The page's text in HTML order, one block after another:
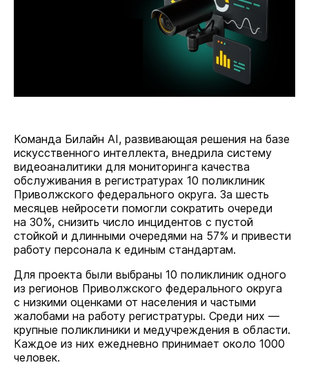
Команда Билайн AI, развивающая решения на базе
искусственного интеллекта, внедрила систему
видеоаналитики для мониторинга качества
обслуживания в регистратурах 10 поликлиник
Приволжского федерального округа. За шесть
месяцев нейросети помогли сократить очереди
на 30%, снизить число инцидентов с пустой
стойкой и длинными очередями на 57% и привести
работу персонала к единым стандартам.
Для проекта были выбраны 10 поликлиник одного
из регионов Приволжского федерального округа
с низкими оценками от населения и частыми
жалобами на работу регистратуры. Среди них —
крупные поликлиники и медучреждения в области.
Каждое из них ежедневно принимает около 1000
человек.